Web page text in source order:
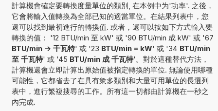
計算機會確定要轉換度量單位的類別, 在本例中为'功率'. 之後，
它會將輸入值轉換為全部已知的適當單位。在結果列表中，您
還可以找到最初進行的轉換值. 或者，還可以按如下方式輸入要
轉換的值： '12 BTU/min 至 kW' 或 '90 BTU/min 成 kW' 或 '67
BTU/min -> 千瓦特' 或 '23 BTU/min = kW' 或 '34 BTU/min
至 千瓦特' 或 '45 BTU/min 成 千瓦特'。對於這種替代方法，
計算機還會立即計算出原始值被指定轉換的單位. 無論使用哪種
可能性，它都省去了在具有衆多類別和大量可用單位的長選列
表中，進行繁複搜尋的工作。所有這一切都由計算機在一秒之
內完成.